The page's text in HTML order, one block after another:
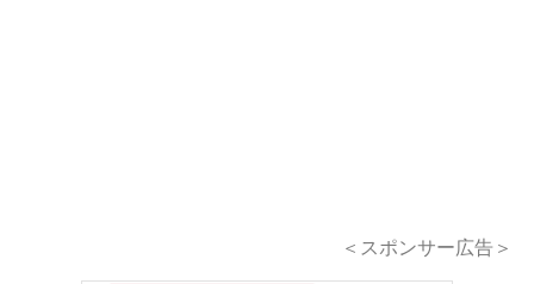
＜スポンサー広告＞